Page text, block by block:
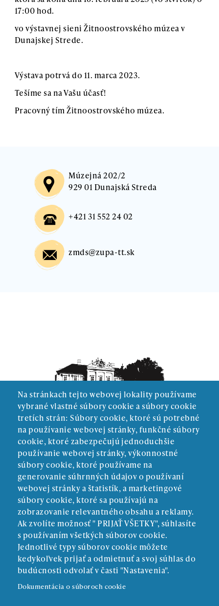
17:00 hod.
vo výstavnej sieni Žitnoostrovského múzea v
Dunajskej Strede.
Výstava potrvá do 11. marca 2023.
Tešíme sa na Vašu účasť!
Pracovný tím Žitnoostrovského múzea.
Na stránkach tejto webovej lokality používame
vybrané vlastné súbory cookie a súbory cookie
tretích strán: Súbory cookie, ktoré sú potrebné
na používanie webovej stránky, funkčné súbory
cookie, ktoré zabezpečujú jednoduchšie
používanie webovej stránky, výkonnostné
súbory cookie, ktoré používame na
generovanie súhrnných údajov o používaní
webovej stránky a štatistík, a marketingové
súbory cookie, ktoré sa používajú na
zobrazovanie relevantného obsahu a reklamy.
Ak zvolíte možnosť " PRIJAŤ VŠETKY", súhlasíte
s používaním všetkých súborov cookie.
Jednotlivé typy súborov cookie môžete
kedykoľvek prijať a odmietnuť a svoj súhlas do
budúcnosti odvolať v časti "Nastavenia".
Dokumentácia o súboroch cookie
Múzejná 202/2
929 01 Dunajská Streda
+421 31 552 24 02
zmds@zupa-tt.sk
ZRIAĎOVATEĽ: